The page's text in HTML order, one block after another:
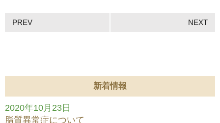
PREV NEXT
新着情報
脂質異常症について
2020年10月23日